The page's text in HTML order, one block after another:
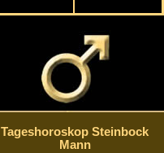
Tageshoroskop Steinbock
Mann